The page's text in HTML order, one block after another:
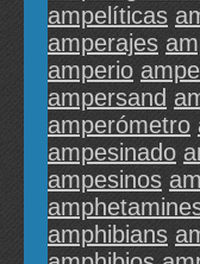
ampelíticas
amperajes
amperio
ampersand
amperómetro
ampesinado
ampesinos
amphibians